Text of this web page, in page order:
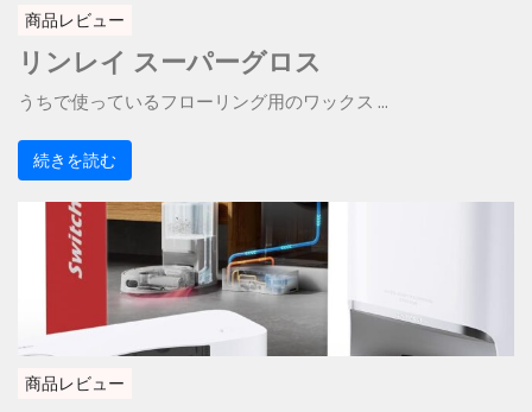
商品レビュー
リンレイ スーパーグロス
うちで使っているフローリング用のワックス ...
続きを読む
商品レビュー